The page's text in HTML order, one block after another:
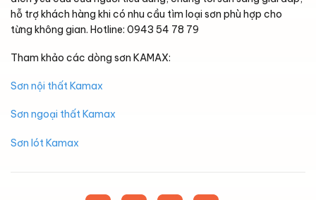
hỗ trợ khách hàng khi có nhu cầu tìm loại sơn phù hợp cho
từng không gian. Hotline: 0943 54 78 79
Tham khảo các dòng sơn KAMAX:
Sơn nội thất Kamax
Sơn ngoại thất Kamax
Sơn lót Kamax